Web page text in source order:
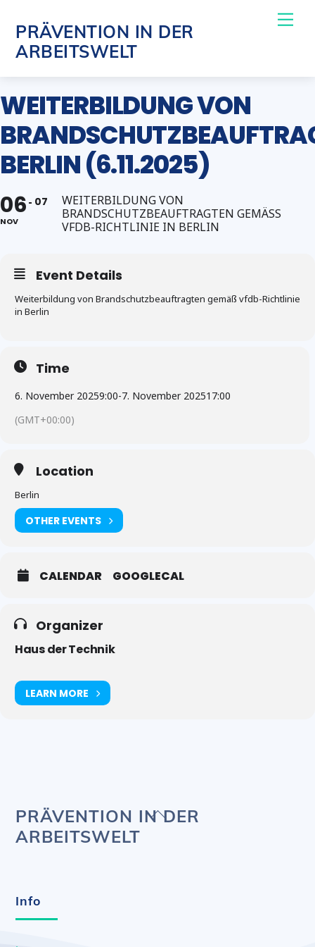
content
PRÄVENTION IN DER
ARBEITSWELT
WEITERBILDUNG VON
BERLIN (6.11.2025)
06
NOV
07
WEITERBILDUNG VON
BRANDSCHUTZBEAUFTRAGTEN GEMÄSS V
FDB-RICHTLINIE IN BERLIN
Event Details
Weiterbildung von Brandschutzbeauftragten gemäß vfdb-Richtlinie
in Berlin
Time
6. November 20259:00-7. November 202517:00
(GMT+00:00)
Location
Berlin
OTHER EVENTS
CALENDAR GOOGLECAL
Organizer
Haus der Technik
LEARN MORE
Back
PRÄVENTION IN DER
ARBEITSWELT
Info